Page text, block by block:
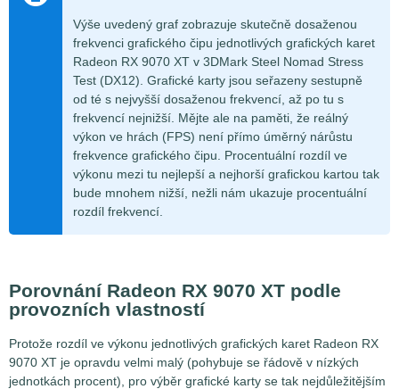
Výše uvedený graf zobrazuje skutečně dosaženou
frekvenci grafického čipu jednotlivých grafických karet
Radeon RX 9070 XT v 3DMark Steel Nomad Stress
Test (DX12). Grafické karty jsou seřazeny sestupně
od té s nejvyšší dosaženou frekvencí, až po tu s
frekvencí nejnižší. Mějte ale na paměti, že reálný
výkon ve hrách (FPS) není přímo úměrný nárůstu
frekvence grafického čipu. Procentuální rozdíl ve
výkonu mezi tu nejlepší a nejhorší grafickou kartou tak
bude mnohem nižší, nežli nám ukazuje procentuální
rozdíl frekvencí.
Porovnání Radeon RX 9070 XT podle
provozních vlastností
Protože rozdíl ve výkonu jednotlivých grafických karet Radeon RX
9070 XT je opravdu velmi malý (pohybuje se řádově v nízkých
jednotkách procent), pro výběr grafické karty se tak nejdůležitějším